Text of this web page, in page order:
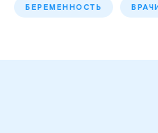
БЕРЕМЕННОСТЬ